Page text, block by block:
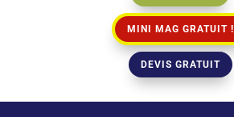
MINI MAG GRATUIT !
DEVIS GRATUIT